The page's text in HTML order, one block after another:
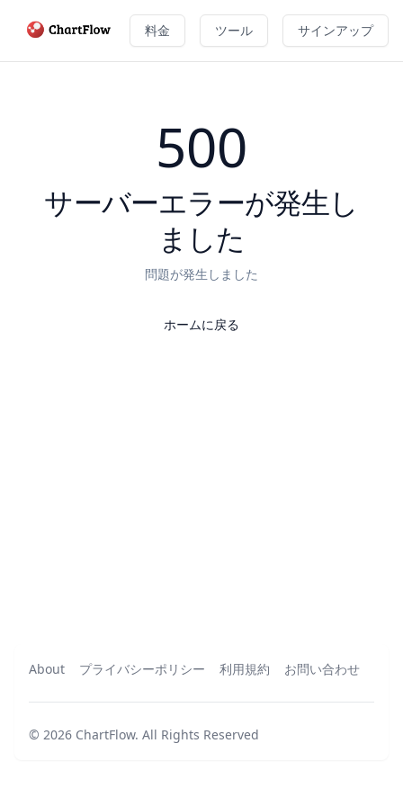
料金 ツール サインアップ
500
サーバーエラーが発生し
ました
問題が発生しました
ホームに戻る
About プライバシーポリシー 利用規約 お問い合わせ
© 2026 ChartFlow. All Rights Reserved